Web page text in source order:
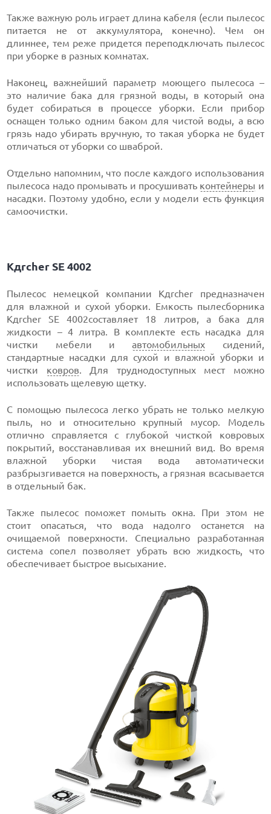
Также важную роль играет длина кабеля (если пылесос
питается не от аккумулятора, конечно). Чем он
длиннее, тем реже придется переподключать пылесос
при уборке в разных комнатах.
Наконец, важнейший параметр моющего пылесоса –
это наличие бака для грязной воды, в который она
будет собираться в процессе уборки. Если прибор
оснащен только одним баком для чистой воды, а всю
грязь надо убирать вручную, то такая уборка не будет
отличаться от уборки со шваброй.
Отдельно напомним, что после каждого использования
пылесоса надо промывать и просушивать контейнеры и
насадки. Поэтому удобно, если у модели есть функция
самоочистки.
Kдrcher SE 4002
Пылесос немецкой компании Kдrcher предназначен
для влажной и сухой уборки. Емкость пылесборника
Kдrcher SE 4002составляет 18 литров, а бака для
жидкости – 4 литра. В комплекте есть насадка для
чистки мебели иавтомобильных сидений,
стандартные насадки для сухой и влажной уборки и
чистки ковров. Для труднодоступных мест можно
использовать щелевую щетку.
С помощью пылесоса легко убрать не только мелкую
пыль, но и относительно крупный мусор. Модель
отлично справляется с глубокой чисткой ковровых
покрытий, восстанавливая их внешний вид. Во время
влажной уборки чистая вода автоматически
разбрызгивается на поверхность, а грязная всасывается
в отдельный бак.
Также пылесос поможет помыть окна. При этом не
стоит опасаться, что вода надолго останется на
очищаемой поверхности. Специально разработанная
система сопел позволяет убрать всю жидкость, что
обеспечивает быстрое высыхание.